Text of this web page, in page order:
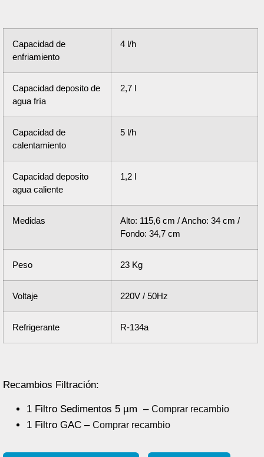
Capacidad de
enfriamiento
4 l/h
Capacidad deposito de
agua fría
2,7 l
Capacidad de
calentamiento
5 l/h
Capacidad deposito
agua caliente
1,2 l
Medidas
Alto: 115,6 cm / Ancho: 34 cm /
Fondo: 34,7 cm
Peso 23 Kg
Voltaje 220V / 50Hz
Refrigerante R-134a
Recambios Filtración:
1 Filtro Sedimentos 5 µm – Comprar recambio
1 Filtro GAC – Comprar recambio